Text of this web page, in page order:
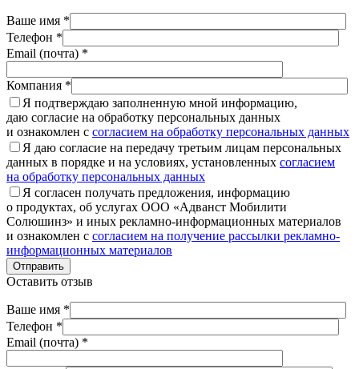
Ваше имя *
Телефон *
Email (почта) *
Компания *
Я подтверждаю заполненную мной информацию,
даю согласие на обработку персональных данных
и ознакомлен с согласием на обработку персональных данных
Я даю согласие на передачу третьим лицам персональных
данных в порядке и на условиях, установленных согласием
на обработку персональных данных
Я согласен получать предложения, информацию
о продуктах, об услугах ООО «Адванст Мобилити
Солюшинз» и иных рекламно-информационных материалов
и ознакомлен с согласием на получение рассылки рекламно-
информационных материалов
Отправить
Оставить отзыв
Ваше имя *
Телефон *
Email (почта) *